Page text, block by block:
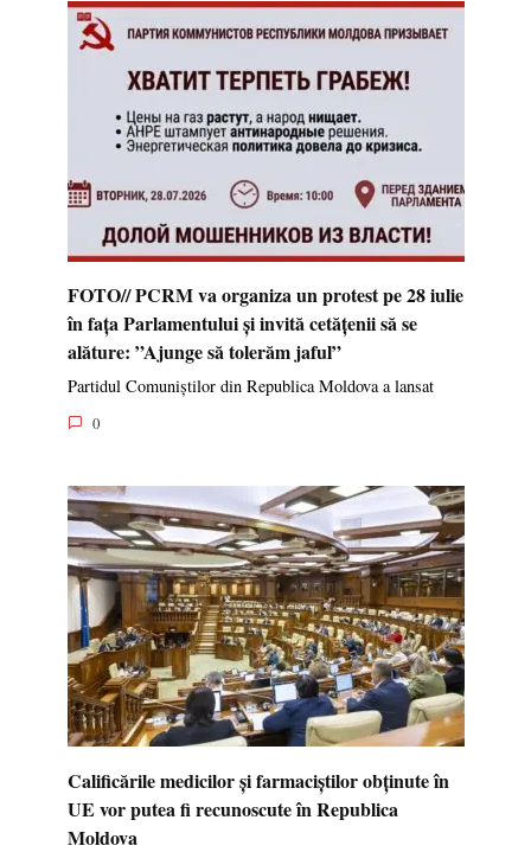
FOTO// PCRM va organiza un protest pe 28 iulie
în fața Parlamentului și invită cetățenii să se
alăture: ”Ajunge să tolerăm jaful”
Partidul Comuniștilor din Republica Moldova a lansat
0
Calificările medicilor și farmaciștilor obținute în
UE vor putea fi recunoscute în Republica
Moldova